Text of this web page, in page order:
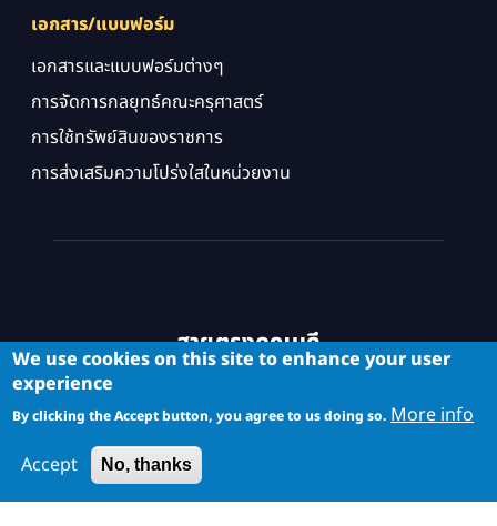
เอกสาร/แบบฟอร์ม
เอกสารและแบบฟอร์มต่างๆ
การจัดการกลยุทธ์คณะครุศาสตร์
การใช้ทรัพย์สินของราชการ
การส่งเสริมความโปร่งใสในหน่วยงาน
สายตรงคณบดี
We use cookies on this site to enhance your user
experience
By clicking the Accept button, you agree to us doing so. More info
Accept
No, thanks